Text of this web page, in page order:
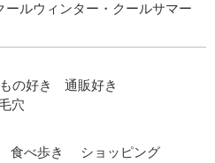
ールウィンター・クールサマー
の好き
通販好き
穴
食べ歩き
ショッピング